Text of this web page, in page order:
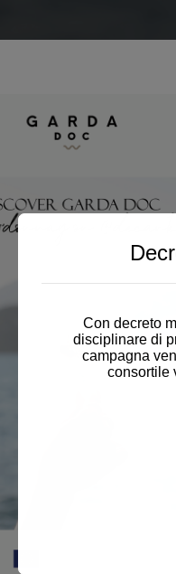
Con decreto
disciplinare di
campagna
consortile